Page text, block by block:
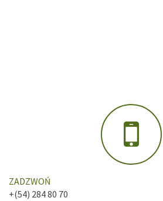
ZADZWOŃ
+(54) 284 80 70